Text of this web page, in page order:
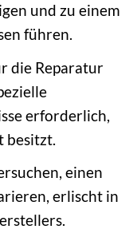
und zu einem
führen.
die Reparatur
erforderlich,
besitzt.
einen
erlischt in